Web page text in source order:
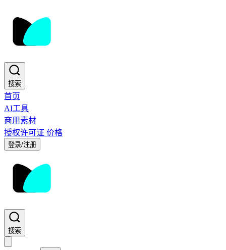
搜索
首页
AI工具
商用素材
授权许可证 价格
登录/注册
搜索